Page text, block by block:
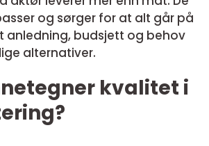
og sørger for at alt går på
anledning, budsjett og behov
alternativer.
kvalitet i